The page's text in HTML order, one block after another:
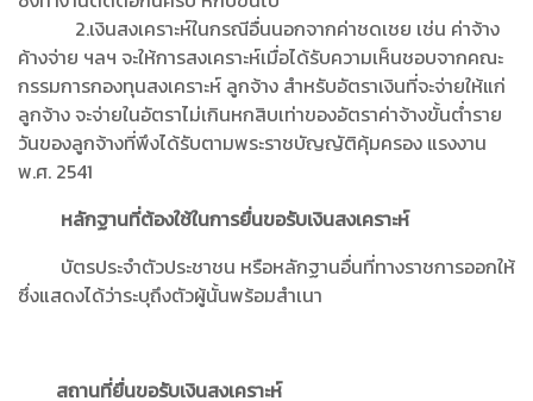
2.เงินสงเคราะห์ในกรณีอื่นนอกจากค่าชดเชย เช่น ค่าจ้าง
ค้างจ่าย ฯลฯ จะให้การสงเคราะห์เมื่อได้รับความเห็นชอบจากคณะ
กรรมการกองทุนสงเคราะห์ ลูกจ้าง สำหรับอัตราเงินที่จะจ่ายให้แก่
ลูกจ้าง จะจ่ายในอัตราไม่เกินหกสิบเท่าของอัตราค่าจ้างขั้นต่ำราย
วันของลูกจ้างที่พึงได้รับตามพระราชบัญญัติคุ้มครอง แรงงาน
พ.ศ. 2541
หลักฐานที่ต้องใช้ในการยื่นขอรับเงินสงเคราะห์
บัตรประจำตัวประชาชน หรือหลักฐานอื่นที่ทางราชการออกให้
ซึ่งแสดงได้ว่าระบุถึงตัวผู้นั้นพร้อมสำเนา
สถานที่ยื่นขอรับเงินสงเคราะห์